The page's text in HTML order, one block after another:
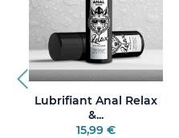
Lubrifiant Anal Relax
&...
15,99 €